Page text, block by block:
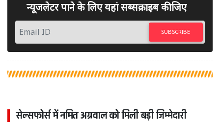
न्यूजलेटर पाने के लिए यहां सब्सक्राइब कीजिए
SUBSCRIBE
सेल्सफोर्स में नमित अग्रवाल को मिली बड़ी जिम्मेदारी